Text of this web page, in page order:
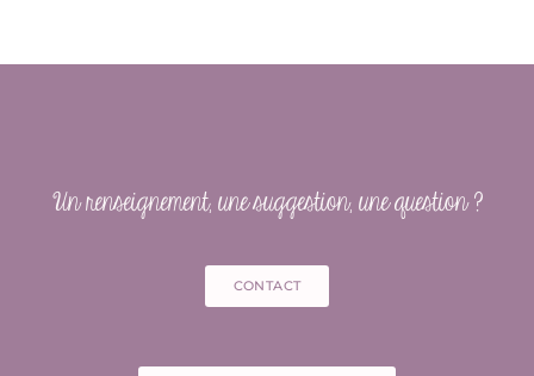
Un renseignement, une suggestion, une question ?
CONTACT